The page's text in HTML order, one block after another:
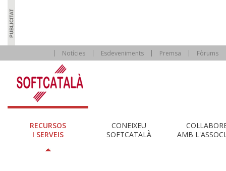
Notícies Esdeveniments Premsa Fòrums
RECURSOS
I SERVEIS
CONEIXEU
SOFTCATALÀ
AMB